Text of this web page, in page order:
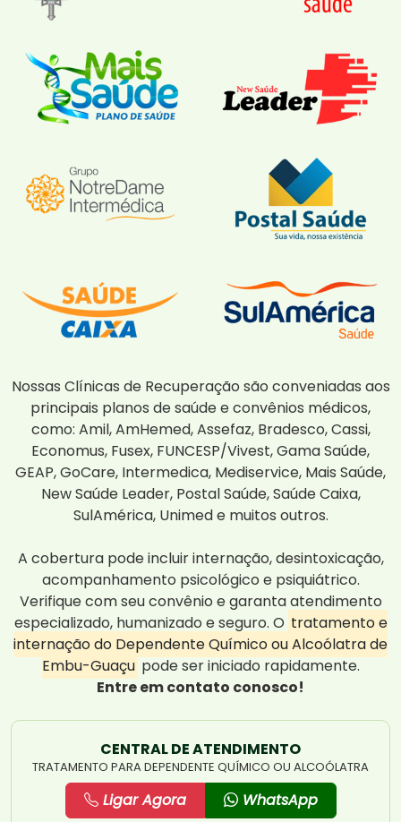
Nossas Clínicas de Recuperação são conveniadas aos
principais planos de saúde e convênios médicos,
como: Amil, AmHemed, Assefaz, Bradesco, Cassi,
Economus, Fusex, FUNCESP/Vivest, Gama Saúde,
GEAP, GoCare, Intermedica, Mediservice, Mais Saúde,
New Saúde Leader, Postal Saúde, Saúde Caixa,
SulAmérica, Unimed e muitos outros.
A cobertura pode incluir internação, desintoxicação,
acompanhamento psicológico e psiquiátrico.
Verifique com seu convênio e garanta atendimento
especializado, humanizado e seguro. O tratamento e
internação do Dependente Químico ou Alcoólatra de
Embu-Guaçu pode ser iniciado rapidamente.
Entre em contato conosco!
CENTRAL DE ATENDIMENTO
TRATAMENTO PARA DEPENDENTE QUÍMICO OU ALCOÓLATRA
Ligar Agora WhatsApp